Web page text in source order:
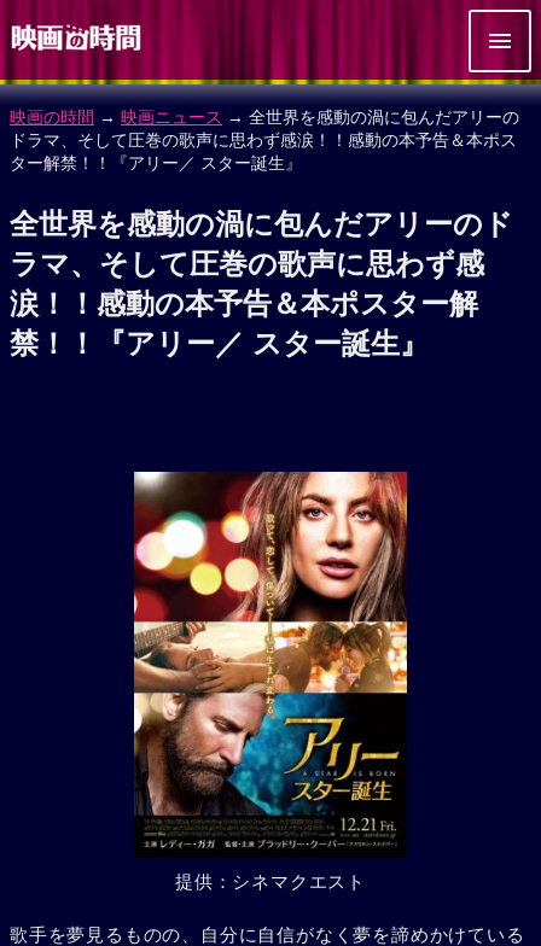
映画の時間 → 映画ニュース → 全世界を感動の渦に包んだアリーの
ドラマ、そして圧巻の歌声に思わず感涙！！感動の本予告＆本ポス
ター解禁！！『アリー／ スター誕生』
全世界を感動の渦に包んだアリーのド
ラマ、そして圧巻の歌声に思わず感
涙！！感動の本予告＆本ポスター解
禁！！『アリー／ スター誕生』
提供：シネマクエスト
歌手を夢見るものの、自分に自信がなく夢を諦めかけている